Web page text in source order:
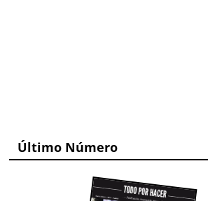
Último Número